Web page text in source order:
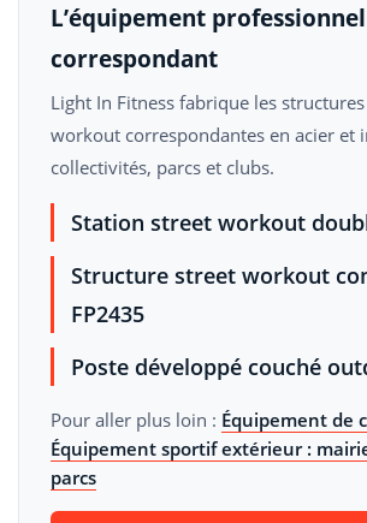
L’équipement professionnel
correspondant
Light In Fitness fabrique les
workout correspondantes en acier et
collectivités, parcs et clubs.
Station street workout
Structure street workout
FP2435
Poste développé couché
Pour aller plus loin : Équipement de
Équipement sportif extérieur :
parcs